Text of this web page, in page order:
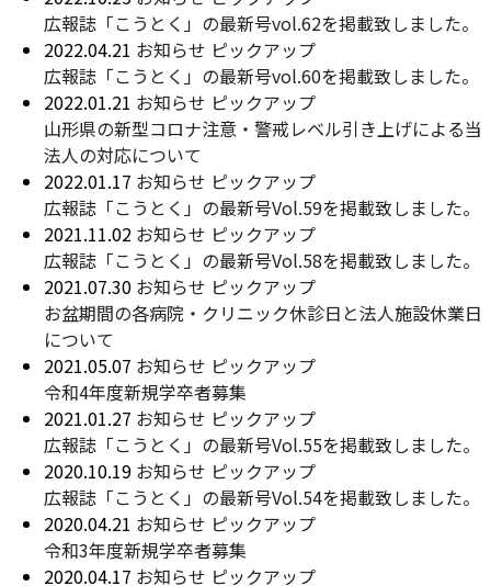
広報誌「こうとく」の最新号vol.62を掲載致しました。
2022.04.21 お知らせ ピックアップ
広報誌「こうとく」の最新号vol.60を掲載致しました。
2022.01.21 お知らせ ピックアップ
山形県の新型コロナ注意・警戒レベル引き上げによる当
法人の対応について
2022.01.17 お知らせ ピックアップ
広報誌「こうとく」の最新号Vol.59を掲載致しました。
2021.11.02 お知らせ ピックアップ
広報誌「こうとく」の最新号Vol.58を掲載致しました。
2021.07.30 お知らせ ピックアップ
お盆期間の各病院・クリニック休診日と法人施設休業日
について
2021.05.07 お知らせ ピックアップ
令和4年度新規学卒者募集
2021.01.27 お知らせ ピックアップ
広報誌「こうとく」の最新号Vol.55を掲載致しました。
2020.10.19 お知らせ ピックアップ
広報誌「こうとく」の最新号Vol.54を掲載致しました。
2020.04.21 お知らせ ピックアップ
令和3年度新規学卒者募集
2020.04.17 お知らせ ピックアップ